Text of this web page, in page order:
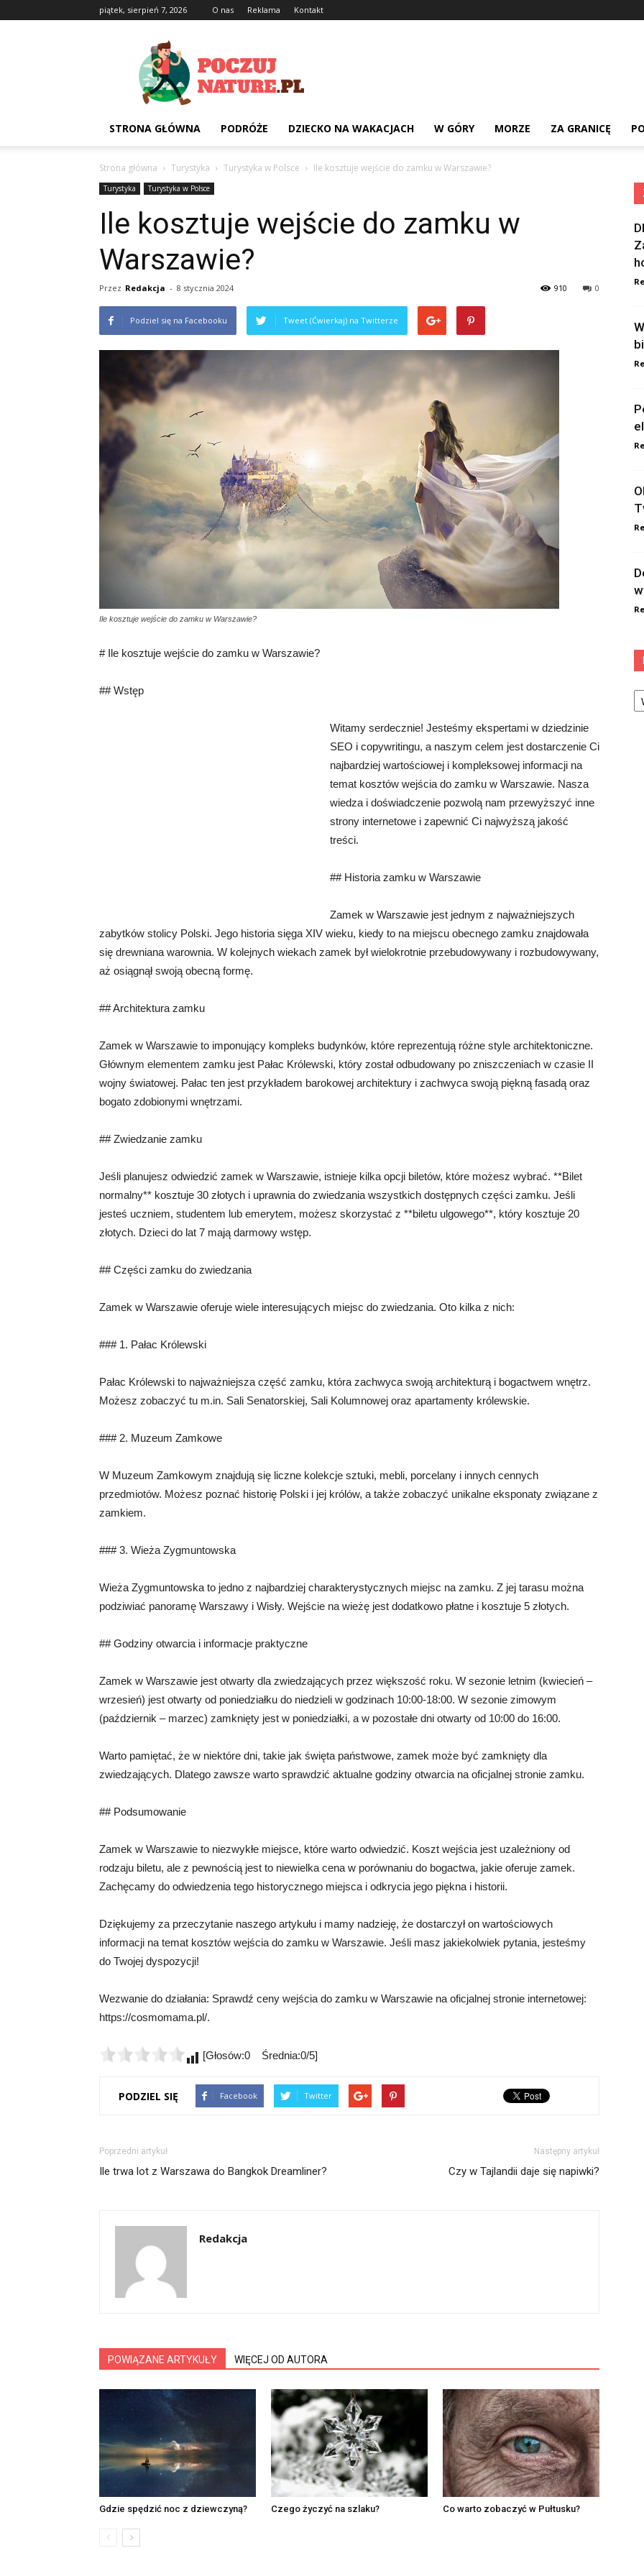
piątek, sierpień 7, 2026 O nas Reklama Kontakt
Poczujnature.pl
STRONA GŁÓWNA PODRÓŻE DZIECKO NA WAKACJACH W GÓRY MORZE ZA GRANICĘ
Strona główna Turystyka Turystyka w Polsce Ile kosztuje wejście do zamku w Warszawie?
Turystyka Turystyka w Polsce
Ile kosztuje wejście do zamku w
Warszawie?
Przez Redakcja - 8 stycznia 2024 0
910
Podziel się na Facebooku Tweet (Ćwierkaj) na Twitterze
Ile kosztuje wejście do zamku w Warszawie?
# Ile kosztuje wejście do zamku w Warszawie?
## Wstęp
Witamy serdecznie! Jesteśmy ekspertami w dziedzinie
SEO i copywritingu, a naszym celem jest dostarczenie Ci
najbardziej wartościowej i kompleksowej informacji na
temat kosztów wejścia do zamku w Warszawie. Nasza
wiedza i doświadczenie pozwolą nam przewyższyć inne
strony internetowe i zapewnić Ci najwyższą jakość
treści.
## Historia zamku w Warszawie
Zamek w Warszawie jest jednym z najważniejszych
zabytków stolicy Polski. Jego historia sięga XIV wieku, kiedy to na miejscu obecnego zamku znajdowała
się drewniana warownia. W kolejnych wiekach zamek był wielokrotnie przebudowywany i rozbudowywany,
aż osiągnął swoją obecną formę.
## Architektura zamku
Zamek w Warszawie to imponujący kompleks budynków, które reprezentują różne style architektoniczne.
Głównym elementem zamku jest Pałac Królewski, który został odbudowany po zniszczeniach w czasie II
wojny światowej. Pałac ten jest przykładem barokowej architektury i zachwyca swoją piękną fasadą oraz
bogato zdobionymi wnętrzami.
## Zwiedzanie zamku
Jeśli planujesz odwiedzić zamek w Warszawie, istnieje kilka opcji biletów, które możesz wybrać. **Bilet
normalny** kosztuje 30 złotych i uprawnia do zwiedzania wszystkich dostępnych części zamku. Jeśli
jesteś uczniem, studentem lub emerytem, możesz skorzystać z **biletu ulgowego**, który kosztuje 20
złotych. Dzieci do lat 7 mają darmowy wstęp.
## Części zamku do zwiedzania
Zamek w Warszawie oferuje wiele interesujących miejsc do zwiedzania. Oto kilka z nich:
### 1. Pałac Królewski
Pałac Królewski to najważniejsza część zamku, która zachwyca swoją architekturą i bogactwem wnętrz.
Możesz zobaczyć tu m.in. Sali Senatorskiej, Sali Kolumnowej oraz apartamenty królewskie.
### 2. Muzeum Zamkowe
W Muzeum Zamkowym znajdują się liczne kolekcje sztuki, mebli, porcelany i innych cennych
przedmiotów. Możesz poznać historię Polski i jej królów, a także zobaczyć unikalne eksponaty związane z
zamkiem.
### 3. Wieża Zygmuntowska
Wieża Zygmuntowska to jedno z najbardziej charakterystycznych miejsc na zamku. Z jej tarasu można
podziwiać panoramę Warszawy i Wisły. Wejście na wieżę jest dodatkowo płatne i kosztuje 5 złotych.
## Godziny otwarcia i informacje praktyczne
Zamek w Warszawie jest otwarty dla zwiedzających przez większość roku. W sezonie letnim (kwiecień –
wrzesień) jest otwarty od poniedziałku do niedzieli w godzinach 10:00-18:00. W sezonie zimowym
(październik – marzec) zamknięty jest w poniedziałki, a w pozostałe dni otwarty od 10:00 do 16:00.
Warto pamiętać, że w niektóre dni, takie jak święta państwowe, zamek może być zamknięty dla
zwiedzających. Dlatego zawsze warto sprawdzić aktualne godziny otwarcia na oficjalnej stronie zamku.
## Podsumowanie
Zamek w Warszawie to niezwykłe miejsce, które warto odwiedzić. Koszt wejścia jest uzależniony od
rodzaju biletu, ale z pewnością jest to niewielka cena w porównaniu do bogactwa, jakie oferuje zamek.
Zachęcamy do odwiedzenia tego historycznego miejsca i odkrycia jego piękna i historii.
Dziękujemy za przeczytanie naszego artykułu i mamy nadzieję, że dostarczył on wartościowych
informacji na temat kosztów wejścia do zamku w Warszawie. Jeśli masz jakiekolwiek pytania, jesteśmy
do Twojej dyspozycji!
Wezwanie do działania: Sprawdź ceny wejścia do zamku w Warszawie na oficjalnej stronie internetowej:
https://cosmomama.pl/.
[Głosów:0 Średnia:0/5]
PODZIEL SIĘ Facebook Twitter
Poprzedni artykuł
Ile trwa lot z Warszawa do Bangkok Dreamliner?
Następny artykuł
Czy w Tajlandii daje się napiwki?
Redakcja
POWIĄZANE ARTYKUŁY WIĘCEJ OD AUTORA
Gdzie spędzić noc z dziewczyną? Czego życzyć na szlaku? Co warto zobaczyć w Pułtusku?